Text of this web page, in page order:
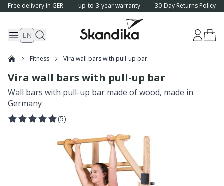
Free delivery in GER up-to-3-year warranty 30-Day Returns Policy
EN
Fitness Vira wall bars with pull-up bar
Vira wall bars with pull-up bar
Wall bars with pull-up bar made of wood, made in
Germany
(5)